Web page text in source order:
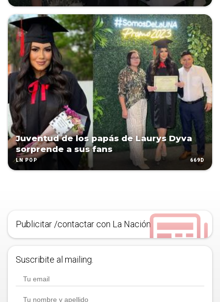
Juventud de los papás de Laurys Dyva
sorprende a sus fans
LN POP 669D
Publicitar /contactar con La Nación
Suscribite al mailing.